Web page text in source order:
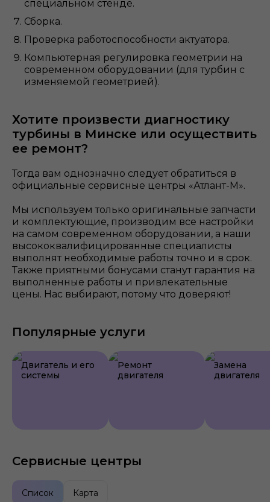
специальном стенде.
Сборка.
Проверка работоспособности актуатора.
Компьютерная регулировка геометрии на
современном оборудовании (для турбин с
изменяемой геометрией).
Хотите произвести диагностику
турбины в Минске или осуществить
ее ремонт?
Тогда вам однозначно следует обратиться в
официальные сервисные центры «Атлант-М».
Мы используем только оригинальные запчасти
и комплектующие, производим все настройки
на самом современном оборудовании, а наши
высококвалифицированные специалисты
выполнят необходимые работы точно и в срок.
Также приятными бонусами станут гарантия на
выполненные работы и привлекательные
цены. Нас выбирают, потому что доверяют!
Популярные услуги
Двигатель и его
системы
Ремонт
двигателя
Замена
двигателя
Сервисные центры
Список Карта